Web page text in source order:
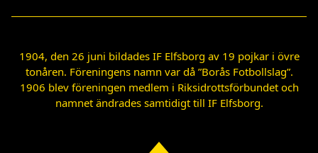
1904, den 26 juni bildades IF Elfsborg av 19 pojkar i övre
tonåren. Föreningens namn var då ”Borås Fotbollslag”.
1906 blev föreningen medlem i Riksidrottsförbundet och
namnet ändrades samtidigt till IF Elfsborg.